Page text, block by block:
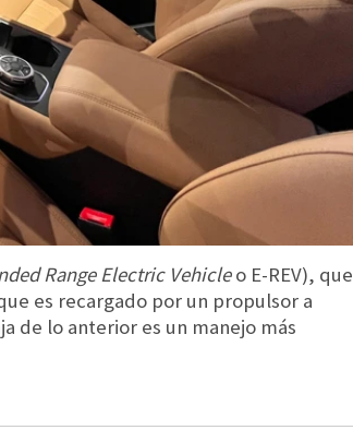
Range Electric Vehicleo E-REV), que
es recargado por un propulsor a
de lo anterior es un manejo más